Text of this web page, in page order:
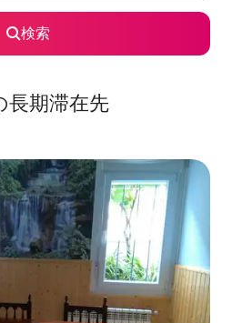
検索
長期滞在先